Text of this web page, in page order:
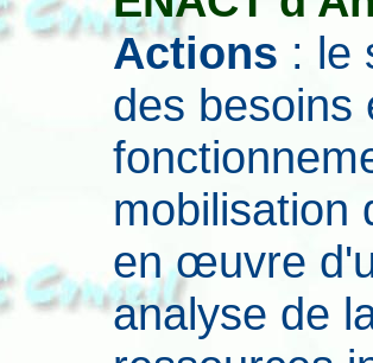
Actions : le
des besoins
mobilisation
en œuvre
analyse de